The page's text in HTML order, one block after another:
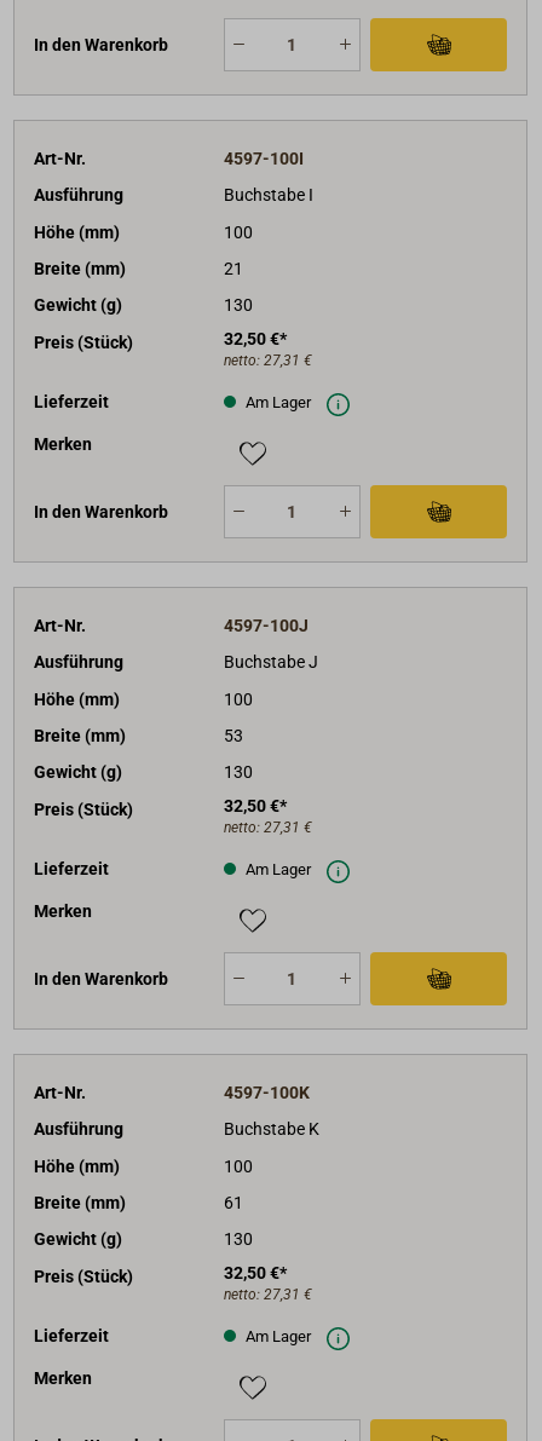
In den Warenkorb
Art-Nr.
4597-100I
Ausführung
Buchstabe I
Höhe (mm)
100
Breite (mm)
21
Gewicht (g)
130
Preis (Stück)
32,50 €*
netto: 27,31 €
Lieferzeit Am Lager
Merken
In den Warenkorb
Art-Nr.
4597-100J
Ausführung
Buchstabe J
Höhe (mm)
100
Breite (mm)
53
Gewicht (g)
130
Preis (Stück)
32,50 €*
netto: 27,31 €
Lieferzeit Am Lager
Merken
In den Warenkorb
Art-Nr.
4597-100K
Ausführung
Buchstabe K
Höhe (mm)
100
Breite (mm)
61
Gewicht (g)
130
Preis (Stück)
32,50 €*
netto: 27,31 €
Lieferzeit Am Lager
Merken